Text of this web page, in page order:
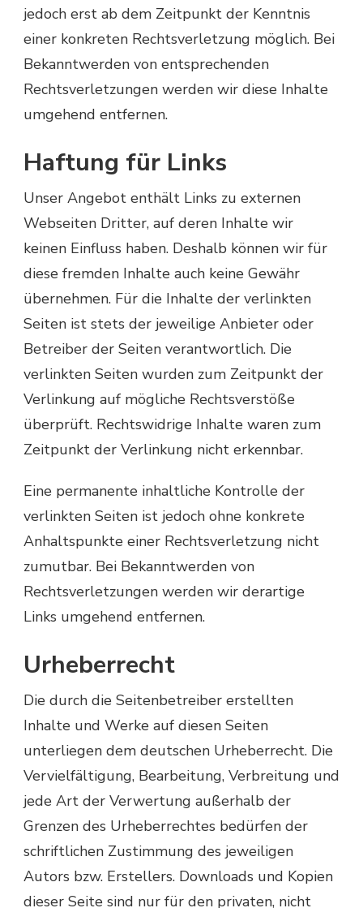
jedoch erst ab dem Zeitpunkt der Kenntnis
einer konkreten Rechtsverletzung möglich. Bei
Bekanntwerden von entsprechenden
Rechtsverletzungen werden wir diese Inhalte
umgehend entfernen.
Haftung für Links
Unser Angebot enthält Links zu externen
Webseiten Dritter, auf deren Inhalte wir
keinen Einfluss haben. Deshalb können wir für
diese fremden Inhalte auch keine Gewähr
übernehmen. Für die Inhalte der verlinkten
Seiten ist stets der jeweilige Anbieter oder
Betreiber der Seiten verantwortlich. Die
verlinkten Seiten wurden zum Zeitpunkt der
Verlinkung auf mögliche Rechtsverstöße
überprüft. Rechtswidrige Inhalte waren zum
Zeitpunkt der Verlinkung nicht erkennbar.
Eine permanente inhaltliche Kontrolle der
verlinkten Seiten ist jedoch ohne konkrete
Anhaltspunkte einer Rechtsverletzung nicht
zumutbar. Bei Bekanntwerden von
Rechtsverletzungen werden wir derartige
Links umgehend entfernen.
Urheberrecht
Die durch die Seitenbetreiber erstellten
Inhalte und Werke auf diesen Seiten
unterliegen dem deutschen Urheberrecht. Die
Vervielfältigung, Bearbeitung, Verbreitung und
jede Art der Verwertung außerhalb der
Grenzen des Urheberrechtes bedürfen der
schriftlichen Zustimmung des jeweiligen
Autors bzw. Erstellers. Downloads und Kopien
dieser Seite sind nur für den privaten, nicht